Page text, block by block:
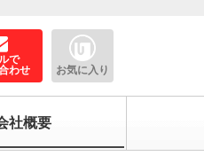
で
わせ お気に入り
社概要